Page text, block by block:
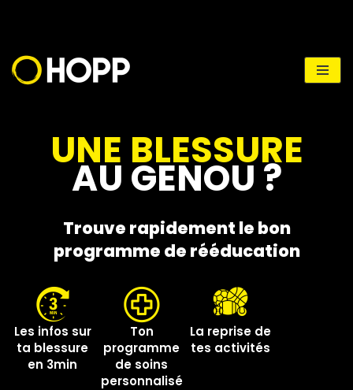
au
contenu
UNE BLESSURE
AU GENOU ?
Trouve rapidement le bon
programme de rééducation
Les infos sur
ta blessure
en 3min
Ton
programme
de soins
personnalisé
La reprise de
tes activités